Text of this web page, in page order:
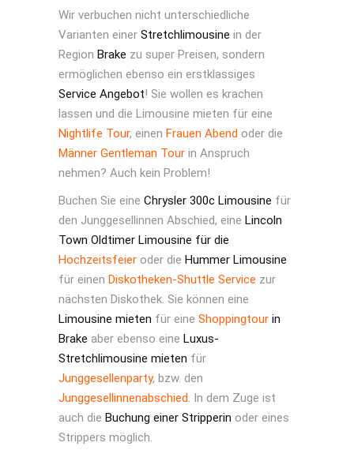
Wir verbuchen nicht unterschiedliche
Varianten einer Stretchlimousine in der
Region Brake zu super Preisen, sondern
ermöglichen ebenso ein erstklassiges
Service Angebot! Sie wollen es krachen
lassen und die Limousine mieten für eine
Nightlife Tour, einen Frauen Abend oder die
Männer Gentleman Tour in Anspruch
nehmen? Auch kein Problem!
Buchen Sie eine Chrysler 300c Limousine für
den Junggesellinnen Abschied, eine Lincoln
Town Oldtimer Limousine für die
Hochzeitsfeier oder die Hummer Limousine
für einen Diskotheken-Shuttle Service zur
nächsten Diskothek. Sie können eine
Limousine mieten für eine Shoppingtour in
Brake aber ebenso eine Luxus-
Stretchlimousine mieten für
Junggesellenparty, bzw. den
Junggesellinnenabschied. In dem Zuge ist
auch die Buchung einer Stripperin oder eines
Strippers möglich.